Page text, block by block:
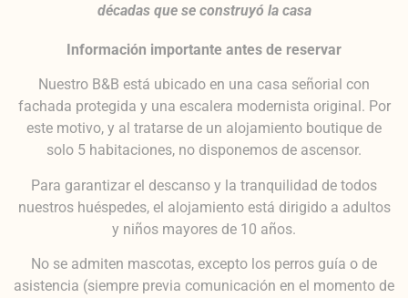
décadas que se construyó la casa
Información importante antes de reservar
Nuestro B&B está ubicado en una casa señorial con
fachada protegida y una escalera modernista original. Por
este motivo, y al tratarse de un alojamiento boutique de
solo 5 habitaciones, no disponemos de ascensor.
Para garantizar el descanso y la tranquilidad de todos
nuestros huéspedes, el alojamiento está dirigido a adultos
y niños mayores de 10 años.
No se admiten mascotas, excepto los perros guía o de
asistencia (siempre previa comunicación en el momento de